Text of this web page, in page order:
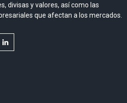
divisas y valores, así como las
que afectan a los mercados.
linkedin